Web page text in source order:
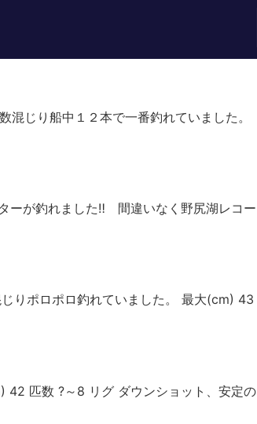
じり船中１２本で一番釣れていました。
ーが釣れました‼ 間違いなく野尻湖レコー
りポロポロ釣れていました。 最大(cm) 43
42 匹数 ?～8 リグ ダウンショット、安定の